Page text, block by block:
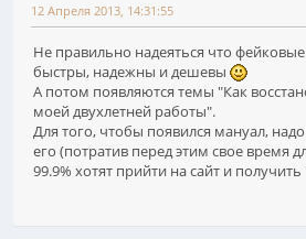
12 Апреля 2013, 14:31:55
Не правильно надеяться что
быстры, надежны и дешевы
А потом появляются темы "Как
моей двухлетней работы".
Для того, чтобы появился мануал,
его (потратив перед этим свое время
99.9% хотят прийти на сайт и получить